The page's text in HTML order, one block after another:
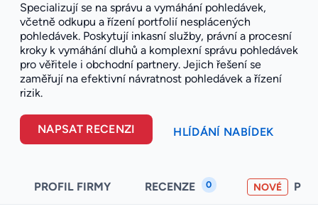
Specializují se na správu a vymáhání pohledávek,
včetně odkupu a řízení portfolií nesplácených
pohledávek. Poskytují inkasní služby, právní a procesní
kroky k vymáhání dluhů a komplexní správu pohledávek
pro věřitele i obchodní partnery. Jejich řešení se
zaměřují na efektivní návratnost pohledávek a řízení
rizik.
NAPSAT RECENZI HLÍDÁNÍ NABÍDEK
PROFIL FIRMY RECENZE 0 NOVÉ